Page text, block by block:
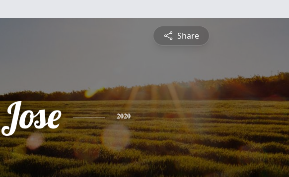
Share
Jose 2020